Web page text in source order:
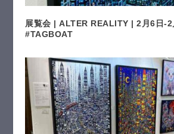
展覧会 | ALTER REALITY | 2月6日-
#TAGBOAT